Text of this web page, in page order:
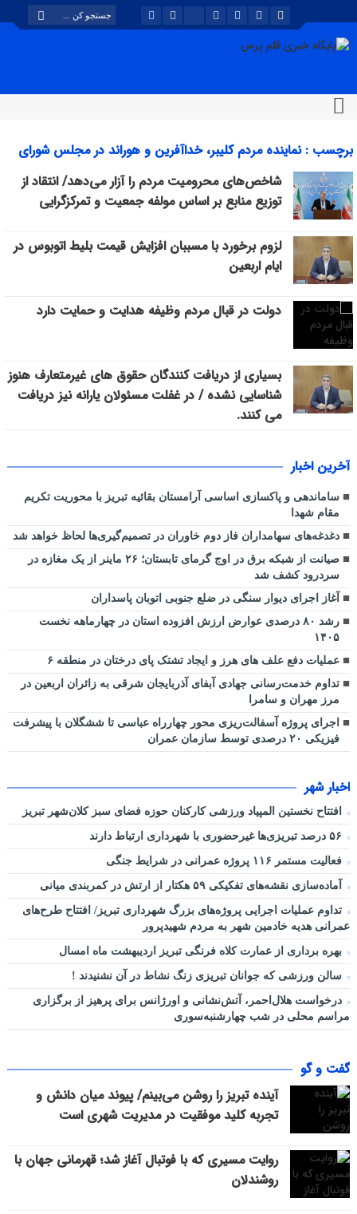
برچسب : نماینده مردم کلیبر، خداآفرین و هوراند در مجلس شورای
اسلامی بایگانی - پایگاه خبری قلم پرس
شاخص‌های محرومیت مردم را آزار می‌دهد/ انتقاد از
توزیع منابع بر اساس مولفه جمعیت و تمرکزگرایی
لزوم برخورد با مسببان افزایش قیمت بلیط اتوبوس در
ایام اربعین
دولت در قبال مردم وظیفه هدایت و حمایت دارد
بسیاری از دریافت کنندگان حقوق های غیرمتعارف هنوز
شناسایی نشده / در غفلت مسئولان یارانه نیز دریافت
می کنند.
آخرین اخبار
ساماندهی و پاکسازی اساسی آرامستان بقائیه تبریز با محوریت تکریم
مقام شهدا
دغدغه‌های سهامداران فاز دوم خاوران در تصمیم‌گیری‌ها لحاظ خواهد شد
صیانت از شبکه برق در اوج گرمای تابستان؛ ۲۶ ماینر از یک مغازه در
سردرود کشف شد
آغاز اجرای دیوار سنگی در ضلع جنوبی اتوبان پاسداران
رشد ۸۰ درصدی عوارض ارزش افزوده استان در چهارماهه نخست
۱۴۰۵
عملیات دفع علف های هرز و ایجاد تشتک پای درختان در منطقه ۶
تداوم خدمت‌رسانی جهادی آبفای آذربایجان شرقی به زائران اربعین در
مرز مهران و سامرا
اجرای پروژه آسفالت‌ریزی محور چهارراه عباسی تا ششگلان با پیشرفت
فیزیکی ۲۰ درصدی توسط سازمان عمران
اخبار شهر
افتتاح نخستین المپیاد ورزشی کارکنان حوزه فضای سبز کلان‌شهر تبریز
فعالیت مستمر ۱۱۶ پروژه عمرانی در شرایط جنگی
آماده‌سازی نقشه‌های تفکیکی ۵۹ هکتار از ارتش در کمربندی میانی
تداوم عملیات اجرایی پروژه‌های بزرگ شهرداری تبریز/ افتتاح طرح‌های
عمرانی هدیه خادمین شهر به مردم شهیدپرور
بهره برداری از عمارت کلاه فرنگی تبریز اردیبهشت ماه امسال
سالن ورزشی که جوانان تبریزی زنگ نشاط در آن نشنیدند !
درخواست هلال‌احمر، آتش‌نشانی و اورژانس برای پرهیز از برگزاری
مراسم محلی در شب چهارشنبه‌سوری
گفت و گو
آینده تبریز را روشن می‌بینم/ پیوند میان دانش و
تجربه کلید موفقیت در مدیریت شهری است
روایت مسیری که با فوتبال آغاز شد؛ قهرمانی جهان با
روشندلان